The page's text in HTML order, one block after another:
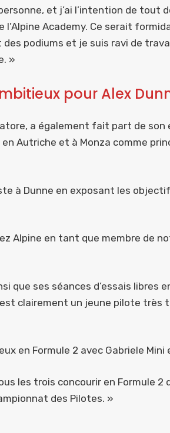
et j’ai l’intention de tout
Academy. Ce serait
des podiums et je suis ravi de
»
pour Alex
a également fait part de
en Autriche et à Monza comme
à Dunne en exposant les
Alpine en tant que membre de
que ses séances d’essais libres
clairement un jeune pilote très
en Formule 2 avec Gabriele Mini
les trois concourir en Formule 2
des Pilotes. »